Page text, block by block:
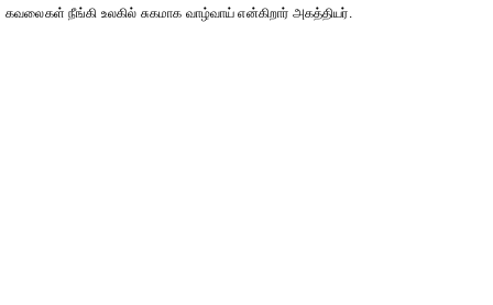
கவலைகள் நீங்கி உலகில் சுகமாக வாழ்வாய் என்கிறார் அகத்தியர்.